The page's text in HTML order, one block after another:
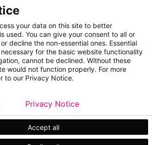
Metso
Webbplatskarta
your data on this site to better
used. You can give your consent to all or
decline the non-essential ones. Essential
for the basic website functionality
cannot be declined. Without these
would not function properly. For more
to our Privacy Notice.
Accept all
Privacy Notice